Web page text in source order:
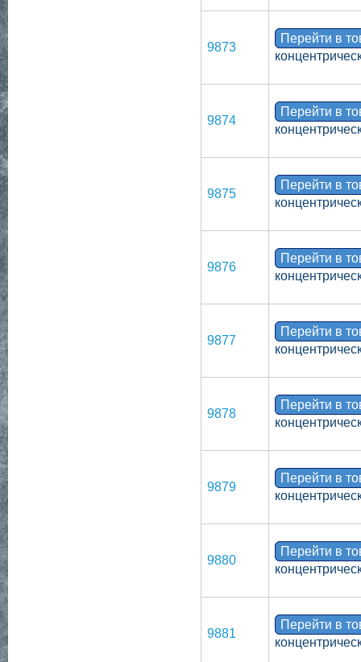
9873
Перейти в
9874
Перейти в
9875
Перейти в
9876
Перейти в
9877
Перейти в
9878
Перейти в
9879
Перейти в
9880
Перейти в
9881
Перейти в